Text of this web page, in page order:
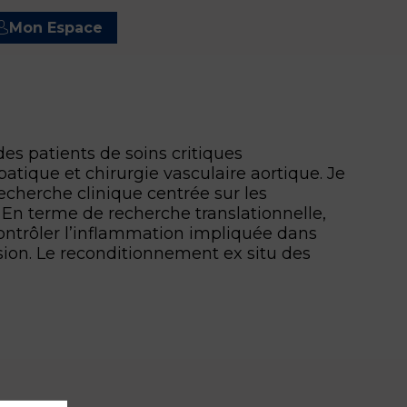
Mon Espace
patients de soins critiques
et chirurgie vasculaire aortique. Je
clinique centrée sur les
terme de recherche translationnelle,
l’inflammation impliquée dans
Le reconditionnement ex situ des